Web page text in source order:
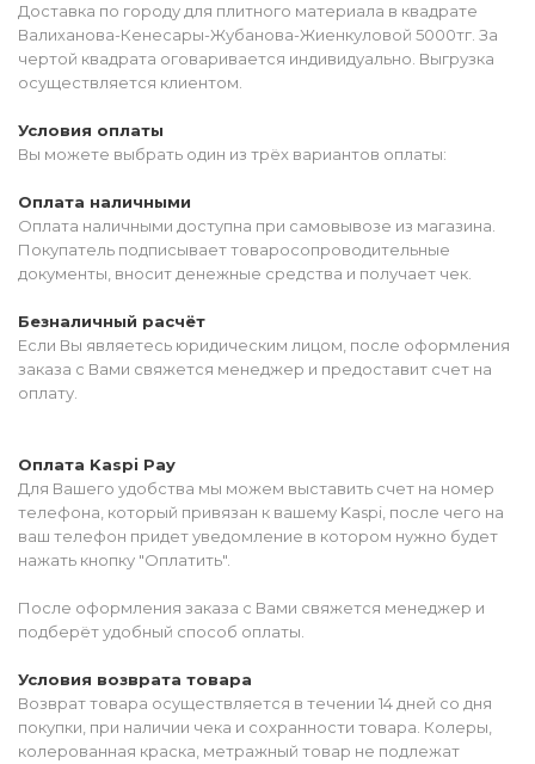
Доставка по городу для плитного материала в квадрате
Валиханова-Кенесары-Жубанова-Жиенкуловой 5000тг. За
чертой квадрата оговаривается индивидуально. Выгрузка
осуществляется клиентом.
Условия оплаты
Вы можете выбрать один из трёх вариантов оплаты:
Оплата наличными
Оплата наличными доступна при самовывозе из магазина.
Покупатель подписывает товаросопроводительные
документы, вносит денежные средства и получает чек.
Безналичный расчёт
Если Вы являетесь юридическим лицом, после оформления
заказа с Вами свяжется менеджер и предоставит счет на
оплату.
Оплата Kaspi Pay
Для Вашего удобства мы можем выставить счет на номер
телефона, который привязан к вашему Kaspi, после чего на
ваш телефон придет уведомление в котором нужно будет
нажать кнопку "Оплатить".
После оформления заказа с Вами свяжется менеджер и
подберёт удобный способ оплаты.
Условия возврата товара
Возврат товара осуществляется в течении 14 дней со дня
покупки, при наличии чека и сохранности товара. Колеры,
колерованная краска, метражный товар не подлежат